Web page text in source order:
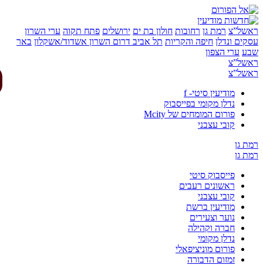
רמת גן רחובות חולון בת ים ירושלים פתח תקוה ערי השרון
ונדלן חיפה והקריות תל אביבדרום השרוןאשדוד/אשקלון באר
ערי הצפון
מודיעין סיטי- f
נדלן מקומי בפייסבוק
פורום המומחים של Mcity
קובי עצבני
גן
גן
פייסבוק סיטי
ראשונים רעבים
קובי עצבני
מודיעין ברשת
נוער וצעירים
חברה וקהילה
נדלן מקומי
פורום מוניציפאלי
זמזום הדבורה